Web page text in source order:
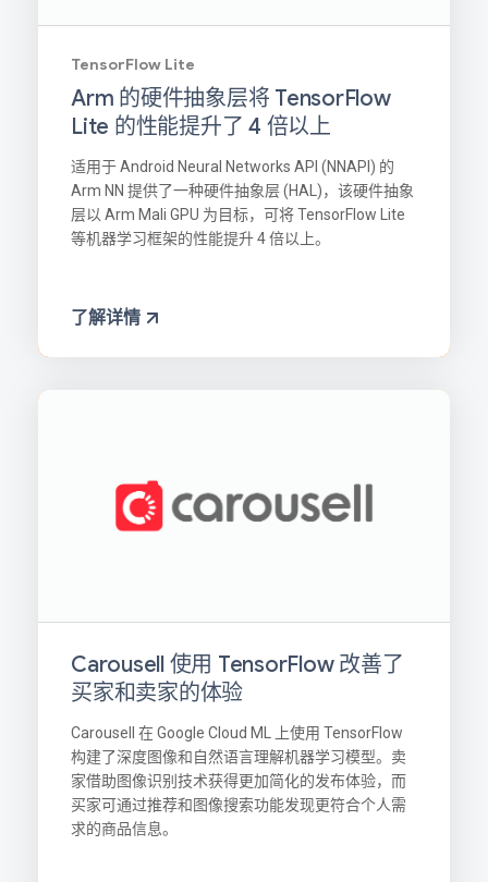
TensorFlow Lite
Arm 的硬件抽象层将 TensorFlow
Lite 的性能提升了 4 倍以上
适用于 Android Neural Networks API (NNAPI) 的
Arm NN 提供了一种硬件抽象层 (HAL)，该硬件抽象
层以 Arm Mali GPU 为目标，可将 TensorFlow Lite
等机器学习框架的性能提升 4 倍以上。
了解详情
Carousell 使用 TensorFlow 改善了
买家和卖家的体验
Carousell 在 Google Cloud ML 上使用 TensorFlow
构建了深度图像和自然语言理解机器学习模型。卖
家借助图像识别技术获得更加简化的发布体验，而
买家可通过推荐和图像搜索功能发现更符合个人需
求的商品信息。